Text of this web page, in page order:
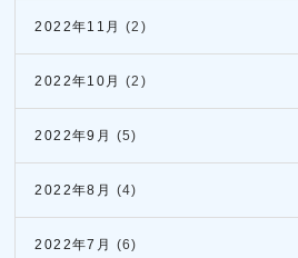
2022年11月 (2)
2022年10月 (2)
2022年9月 (5)
2022年8月 (4)
2022年7月 (6)